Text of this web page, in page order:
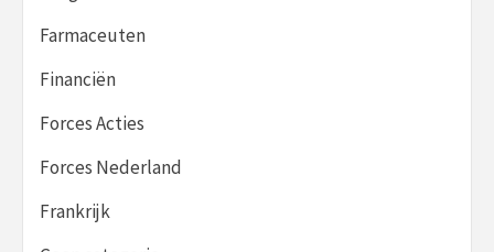
Farmaceuten
Financiën
Forces Acties
Forces Nederland
Frankrijk